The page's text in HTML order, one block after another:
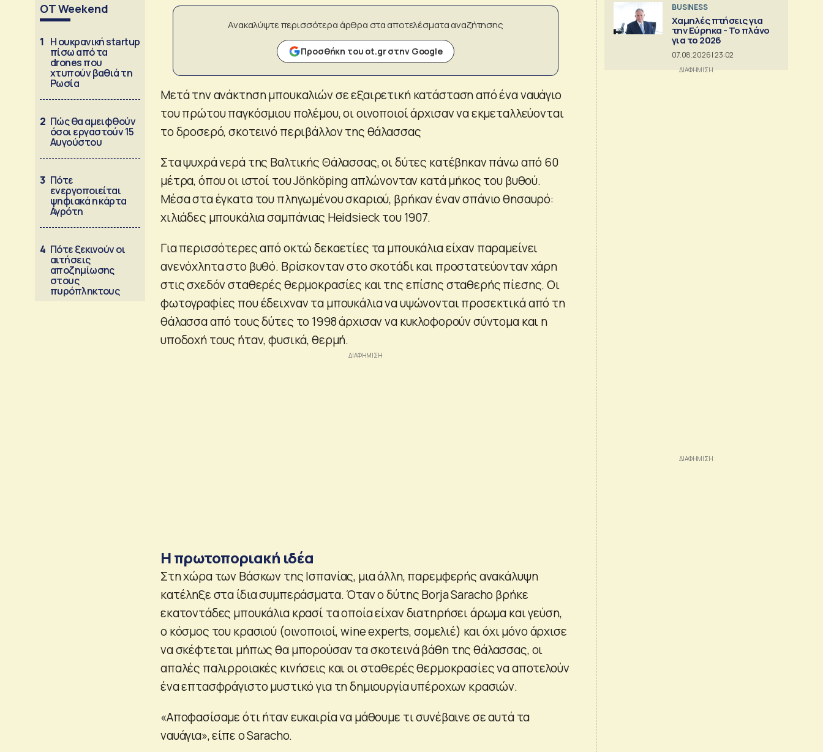
OT Weekend
1 Η ουκρανική startup
πίσω από τα
drones που
χτυπούν βαθιά τη
Ρωσία
2 Πώς θα αμειφθούν
όσοι εργαστούν 15
Αυγούστου
3 Πότε
ενεργοποιείται
ψηφιακά η κάρτα
Αγρότη
4 Πότε ξεκινούν οι
αιτήσεις
αποζημίωσης
στους
πυρόπληκτους
Ανακαλύψτε περισσότερα άρθρα στα αποτελέσματα αναζήτησης
Προσθήκη του ot.gr στην Google
Μετά την ανάκτηση μπουκαλιών σε εξαιρετική κατάσταση από ένα ναυάγιο
του πρώτου παγκόσμιου πολέμου, οι οινοποιοί άρχισαν να εκμεταλλεύονται
το δροσερό, σκοτεινό περιβάλλον της θάλασσας
Στα ψυχρά νερά της Βαλτικής Θάλασσας, οι δύτες κατέβηκαν πάνω από 60
μέτρα, όπου οι ιστοί του Jönköping απλώνονταν κατά μήκος του βυθού.
Μέσα στα έγκατα του πληγωμένου σκαριού, βρήκαν έναν σπάνιο θησαυρό:
χιλιάδες μπουκάλια σαμπάνιας Heidsieck του 1907.
Για περισσότερες από οκτώ δεκαετίες τα μπουκάλια είχαν παραμείνει
ανενόχλητα στο βυθό. Βρίσκονταν στο σκοτάδι και προστατεύονταν χάρη
στις σχεδόν σταθερές θερμοκρασίες και της επίσης σταθερής πίεσης. Οι
φωτογραφίες που έδειχναν τα μπουκάλια να υψώνονται προσεκτικά από τη
θάλασσα από τους δύτες το 1998 άρχισαν να κυκλοφορούν σύντομα και η
υποδοχή τους ήταν, φυσικά, θερμή.
Η πρωτοποριακή ιδέα
Στη χώρα των Βάσκων της Ισπανίας, μια άλλη, παρεμφερής ανακάλυψη
κατέληξε στα ίδια συμπεράσματα. Όταν ο δύτης Borja Saracho βρήκε
εκατοντάδες μπουκάλια κρασί τα οποία είχαν διατηρήσει άρωμα και γεύση,
ο κόσμος του κρασιού (οινοποιοί, wine experts, σομελιέ) και όχι μόνο άρχισε
να σκέφτεται μήπως θα μπορούσαν τα σκοτεινά βάθη της θάλασσας, οι
απαλές παλιρροιακές κινήσεις και οι σταθερές θερμοκρασίες να αποτελούν
ένα επτασφράγιστο μυστικό για τη δημιουργία υπέροχων κρασιών.
«Αποφασίσαμε ότι ήταν ευκαιρία να μάθουμε τι συνέβαινε σε αυτά τα
ναυάγια», είπε ο Saracho.
BUSINESS
Χαμηλές πτήσεις για
την Εύρηκα - Το πλάνο
για το 2026
07.08.2026 | 23:02